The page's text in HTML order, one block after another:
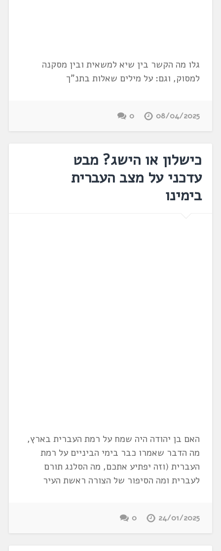
גלו מה הקשר בין שיא למשאית ובין מסקנה
למסוק, וגם: על מילים שאלות בתנ"ך
08/04/2025
0
כישלון או הישג? מבט
עדכני על מצב העברית
בימינו
האם בן יהודה היה שמח על רמת העברית בארץ,
מה הדבר שאמרו כבר בימי הביניים על רמת
העברית (וזה יפתיע אתכם, מה הסלנג תורם
לעברית ומה הסיפור של הצורה ראשת העיר
24/01/2025
0